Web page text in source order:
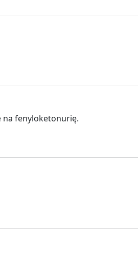
na fenyloketonurię.